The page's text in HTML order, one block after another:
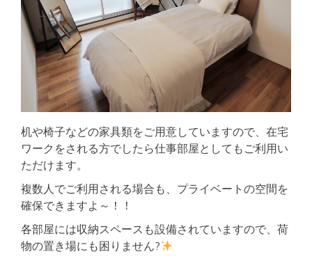
机や椅子などの家具類をご用意していますので、在宅
ワークをされる方でしたら仕事部屋としてもご利用い
ただけます。
複数人でご利用される場合も、プライベートの空間を
確保できますよ～！！
各部屋には収納スペースも設備されていますので、荷
物の置き場にも困りません?